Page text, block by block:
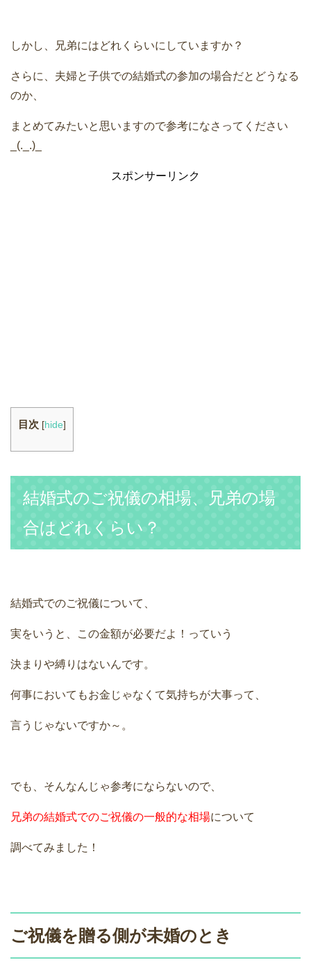
しかし、兄弟にはどれくらいにしていますか？
さらに、夫婦と子供での結婚式の参加の場合だとどうなる
のか、
まとめてみたいと思いますので参考になさってください
_(._.)_
スポンサーリンク
目次 [hide]
結婚式のご祝儀の相場、兄弟の場
合はどれくらい？
結婚式でのご祝儀について、
実をいうと、この金額が必要だよ！っていう
決まりや縛りはないんです。
何事においてもお金じゃなくて気持ちが大事って、
言うじゃないですか～。
でも、そんなんじゃ参考にならないので、
兄弟の結婚式でのご祝儀の一般的な相場について
調べてみました！
ご祝儀を贈る側が未婚のとき